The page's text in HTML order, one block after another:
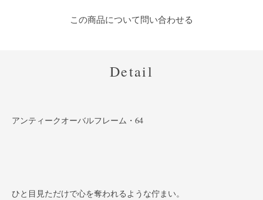
この商品について問い合わせる
Detail
アンティークオーバルフレーム・64
ひと目見ただけで心を奪われるような佇まい。